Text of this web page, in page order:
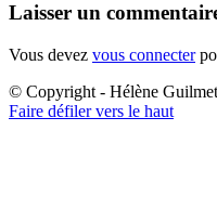
Laisser un
Vous devez vous connecter
© Copyright - Hélène
Faire défiler vers le haut